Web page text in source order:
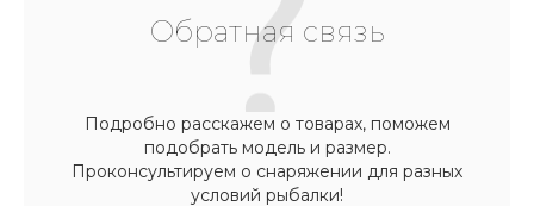
Обратная связь
Подробно расскажем о товарах, поможем
подобрать модель и размер.
Проконсультируем о снаряжении для разных
условий рыбалки!